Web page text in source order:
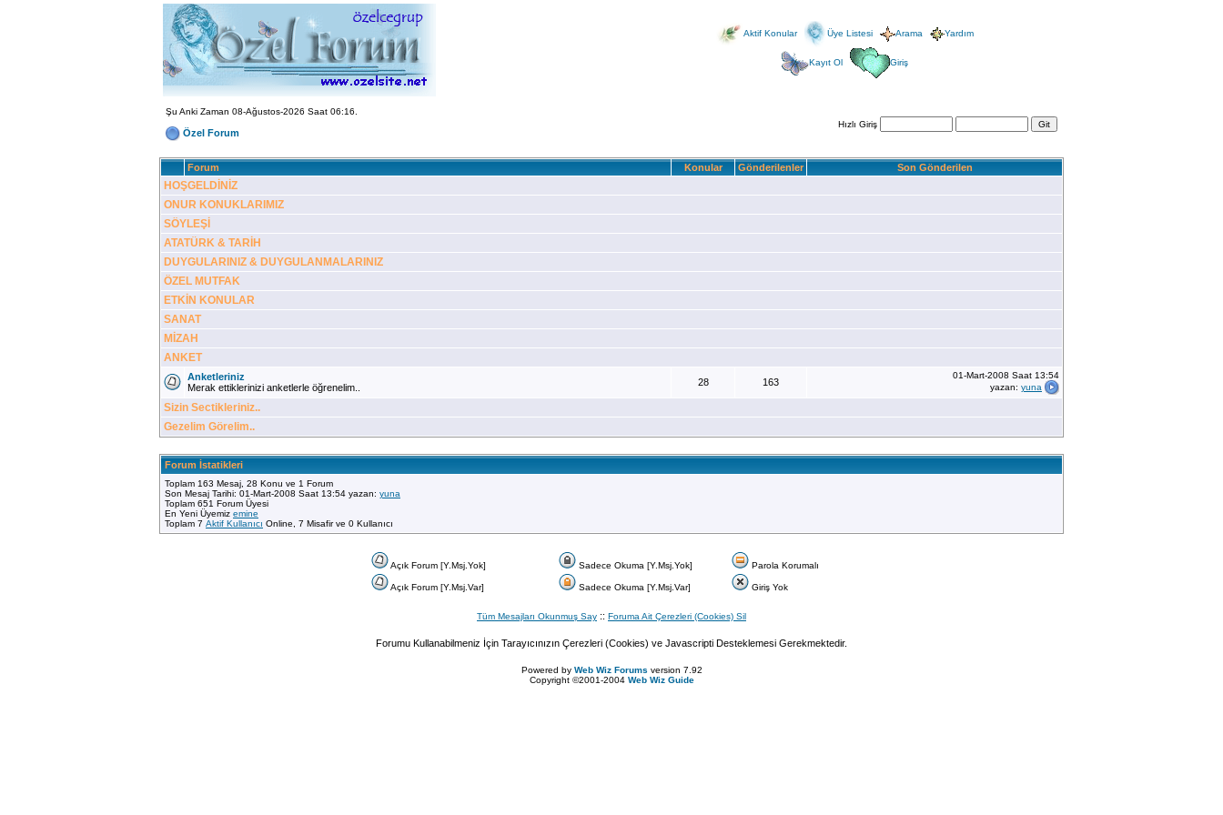
Aktif Konular Üye Listesi Arama Yardım
Kayıt Ol Giriş
Şu Anki Zaman 08-Ağustos-2026 Saat 06:16.
Özel Forum
Hızlı Giriş
Forum Konular Gönderilenler Son Gönderilen
HOŞGELDİNİZ
ONUR KONUKLARIMIZ
SÖYLEŞİ
ATATÜRK & TARİH
DUYGULARINIZ & DUYGULANMALARINIZ
ÖZEL MUTFAK
ETKİN KONULAR
SANAT
MİZAH
ANKET
Anketleriniz
Merak ettiklerinizi anketlerle öğrenelim..
28 163
01-Mart-2008 Saat 13:54
yazan: yuna
Sizin Sectikleriniz..
Gezelim Görelim..
Forum İstatikleri
Toplam 163 Mesaj, 28 Konu ve 1 Forum
Son Mesaj Tarihi: 01-Mart-2008 Saat 13:54 yazan: yuna
Toplam 651 Forum Üyesi
En Yeni Üyemiz emine
Toplam 7 Aktif Kullanıcı Online, 7 Misafir ve 0 Kullanıcı
Açık Forum [Y.Msj.Yok] Sadece Okuma [Y.Msj.Yok] Parola Korumalı
Açık Forum [Y.Msj.Var] Sadece Okuma [Y.Msj.Var] Giriş Yok
Tüm Mesajları Okunmuş Say :: Foruma Ait Çerezleri (Cookies) Sil
Forumu Kullanabilmeniz İçin Tarayıcınızın Çerezleri (Cookies) ve Javascripti Desteklemesi Gerekmektedir.
Powered by Web Wiz Forums version 7.92
Copyright ©2001-2004 Web Wiz Guide